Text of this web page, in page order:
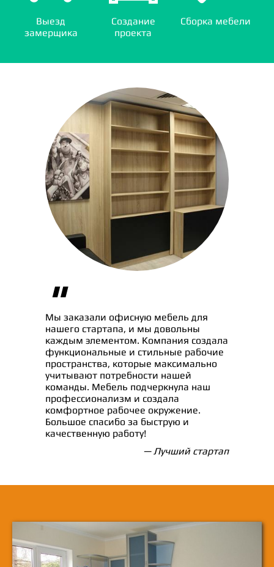
Выезд
замерщика
Создание
проекта
Сборка мебели
"
Мы заказали офисную мебель для
нашего стартапа, и мы довольны
каждым элементом. Компания создала
функциональные и стильные рабочие
пространства, которые максимально
учитывают потребности нашей
команды. Мебель подчеркнула наш
профессионализм и создала
комфортное рабочее окружение.
Большое спасибо за быструю и
качественную работу!
— Лучший стартап